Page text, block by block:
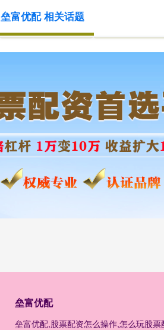
股票配资怎么操作
垒富优配
垒富优配,股票配资怎么操作,怎么玩股
垒富优配 相关话题